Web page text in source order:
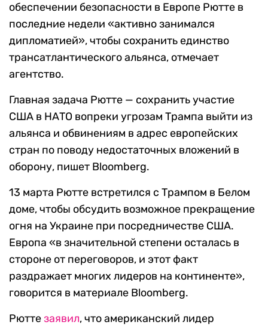
обеспечении безопасности в Европе Рютте в
последние недели «активно занимался
дипломатией», чтобы сохранить единство
трансатлантического альянса, отмечает
агентство.
Главная задача Рютте — сохранить участие
США в НАТО вопреки угрозам Трампа выйти из
альянса и обвинениям в адрес европейских
стран по поводу недостаточных вложений в
оборону, пишет Bloomberg.
13 марта Рютте встретился с Трампом в Белом
доме, чтобы обсудить возможное прекращение
огня на Украине при посредничестве США.
Европа «в значительной степени осталась в
стороне от переговоров, и этот факт
раздражает многих лидеров на континенте»,
говорится в материале Bloomberg.
Рюттезаявил, что американский лидер